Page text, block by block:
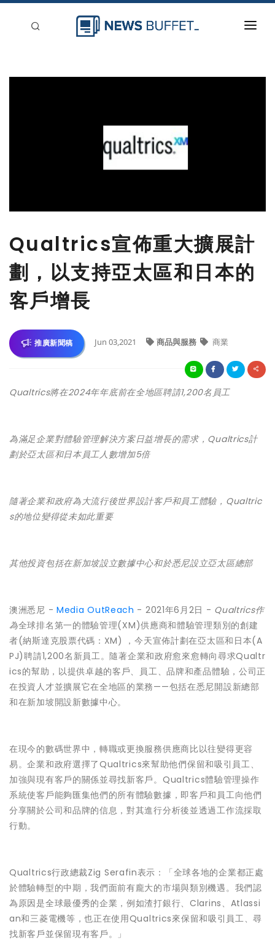
Qualtrics宣佈重大擴展計
劃，以支持亞太區和日本的
客戶增長
推廣新聞稿 Jun 03,2021 商品與服務 商業
Qualtrics將在2024年年底前在全地區聘請1,200名員工
為滿足企業對體驗管理解決方案日益增長的需求，Qualtrics計
劃於亞太區和日本員工人數增加5倍
隨著企業和政府為大流行後世界設計客戶和員工體驗，Qualtric
s的地位變得從未如此重要
其他投資包括在新加坡設立數據中心和於悉尼設立亞太區總部
澳洲悉尼 - Media OutReach - 2021年6月2日 - Qualtrics作
為全球排名第一的體驗管理(XM)供應商和體驗管理類別的創建
者(納斯達克股票代碼：XM) ，今天宣佈計劃在亞太區和日本(A
PJ)聘請1,200名新員工。隨著企業和政府愈來愈轉向尋求Qualtr
ics的幫助，以提供卓越的客戶、員工、品牌和產品體驗，公司正
在投資人才並擴展它在全地區的業務——包括在悉尼開設新總部
和在新加坡開設新數據中心。
在現今的數碼世界中，轉職或更換服務供應商比以往變得更容
易。企業和政府選擇了Qualtrics來幫助他們保留和吸引員工、
加強與現有客戶的關係並尋找新客戶。Qualtrics體驗管理操作
系統使客戶能夠匯集他們的所有體驗數據，即客戶和員工向他們
分享關於公司和品牌的信息，對其進行分析後並透過工作流採取
行動。
Qualtrics行政總裁Zig Serafin表示：「全球各地的企業都正處
於體驗轉型的中期，我們面前有龐大的市場與類別機遇。我們認
為原因是全球最優秀的企業，例如渣打銀行、Clarins、Atlassi
an和三菱電機等，也正在使用Qualtrics來保留和吸引員工、尋
找新客戶並保留現有客戶。」